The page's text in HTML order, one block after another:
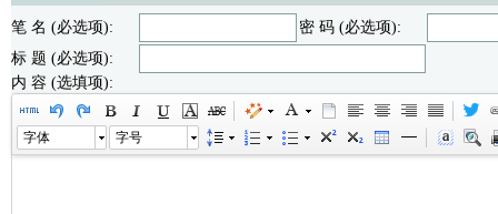
笔 名 (必选项):
密 码 (必选项):
标 题 (必选项):
内 容 (选填项):
字体 字号